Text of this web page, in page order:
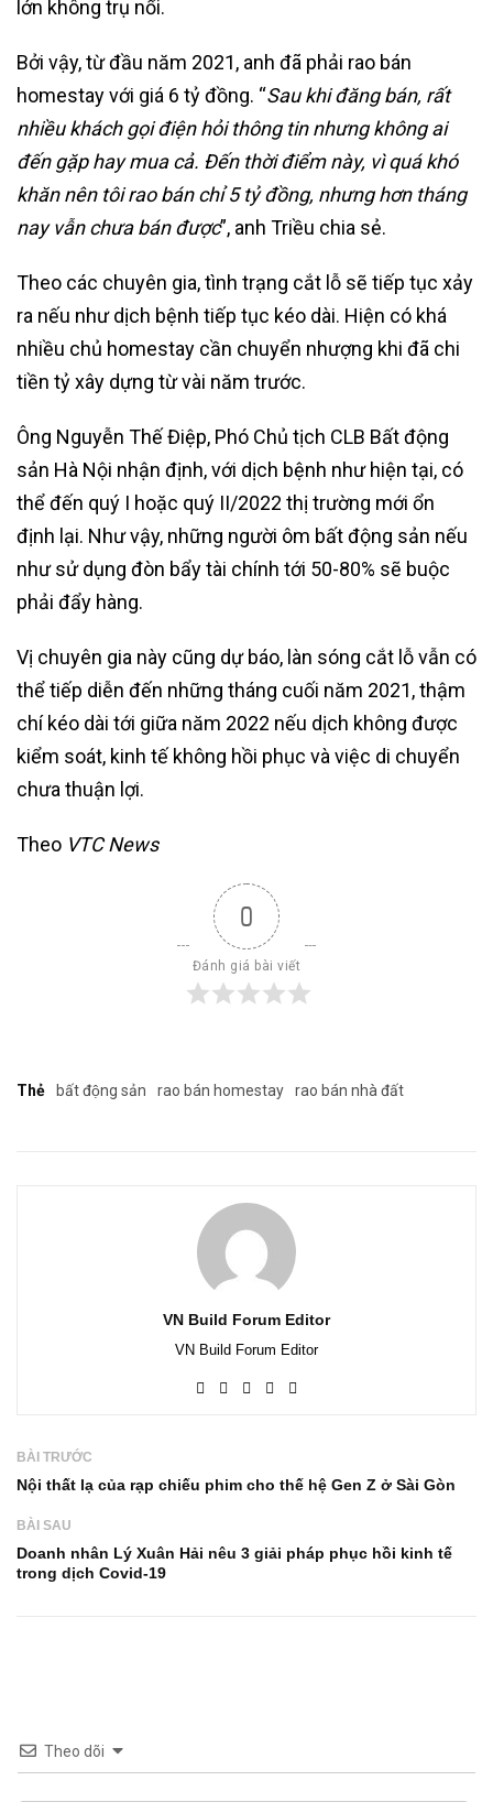
lớn không trụ nổi.
Bởi vậy, từ đầu năm 2021, anh đã phải rao bán
homestay với giá 6 tỷ đồng. “Sau khi đăng bán, rất
nhiều khách gọi điện hỏi thông tin nhưng không ai
đến gặp hay mua cả. Đến thời điểm này, vì quá khó
khăn nên tôi rao bán chỉ 5 tỷ đồng, nhưng hơn tháng
nay vẫn chưa bán được”, anh Triều chia sẻ.
Theo các chuyên gia, tình trạng cắt lỗ sẽ tiếp tục xảy
ra nếu như dịch bệnh tiếp tục kéo dài. Hiện có khá
nhiều chủ homestay cần chuyển nhượng khi đã chi
tiền tỷ xây dựng từ vài năm trước.
Ông Nguyễn Thế Điệp, Phó Chủ tịch CLB Bất động
sản Hà Nội nhận định, với dịch bệnh như hiện tại, có
thể đến quý I hoặc quý II/2022 thị trường mới ổn
định lại. Như vậy, những người ôm bất động sản nếu
như sử dụng đòn bẩy tài chính tới 50-80% sẽ buộc
phải đẩy hàng.
Vị chuyên gia này cũng dự báo, làn sóng cắt lỗ vẫn có
thể tiếp diễn đến những tháng cuối năm 2021, thậm
chí kéo dài tới giữa năm 2022 nếu dịch không được
kiểm soát, kinh tế không hồi phục và việc di chuyển
chưa thuận lợi.
Theo VTC News
0
Đánh giá bài viết
Thẻ bất động sản rao bán homestay rao bán nhà đất
VN Build Forum Editor
VN Build Forum Editor
BÀI TRƯỚC
Nội thất lạ của rạp chiếu phim cho thế hệ Gen Z ở Sài Gòn
BÀI SAU
Doanh nhân Lý Xuân Hải nêu 3 giải pháp phục hồi kinh tế
trong dịch Covid-19
Theo dõi